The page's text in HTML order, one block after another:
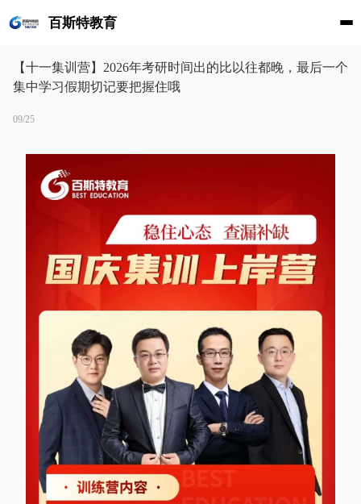
百斯特教育
【十一集训营】2026年考研时间出的比以往都晚，最后一个
集中学习假期切记要把握住哦
09/25